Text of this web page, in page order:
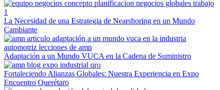
La Necesidad de una Estrategia de Nearshoring en un Mundo
Cambiante
Adaptación a un Mundo VUCA en la Cadena de Suministro
Fortaleciendo Alianzas Globales: Nuestra Experiencia en Expo
Encuentro Querétaro